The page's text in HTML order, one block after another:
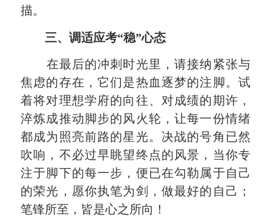
描。
三、调适应考“稳”心态
在最后的冲刺时光里，请接纳紧张与
焦虑的存在，它们是热血逐梦的注脚。试
着将对理想学府的向往、对成绩的期许，
淬炼成推动脚步的风火轮，让每一份情绪
都成为照亮前路的星光。决战的号角已然
吹响，不必过早眺望终点的风景，当你专
注于脚下的每一步，便已在勾勒属于自己
的荣光，愿你执笔为剑，做最好的自己；
笔锋所至，皆是心之所向！